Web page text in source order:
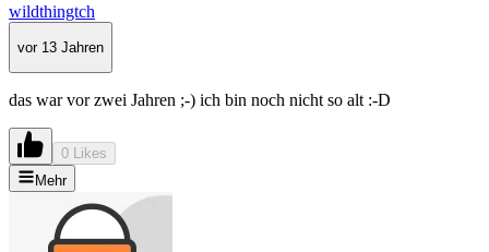
wildthingtch
vor 13 Jahren
das war vor zwei Jahren ;-) ich bin noch nicht so alt :-D
0 Likes
Mehr